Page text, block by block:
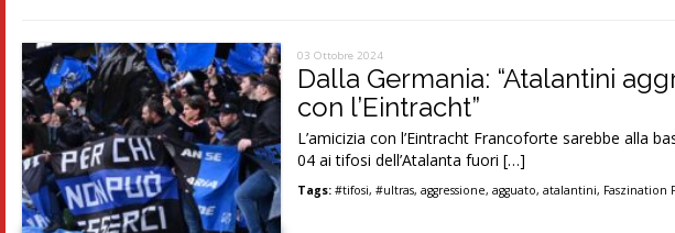
03 Ottobre 2024
Dalla Germania: “Atalantini
con l’Eintracht”
L’amicizia con l’Eintracht Francoforte sarebbe alla
04 ai tifosi dell’Atalanta fuori […]
Tags: #tifosi,#ultras,aggressione,agguato,atalantini, Faszination